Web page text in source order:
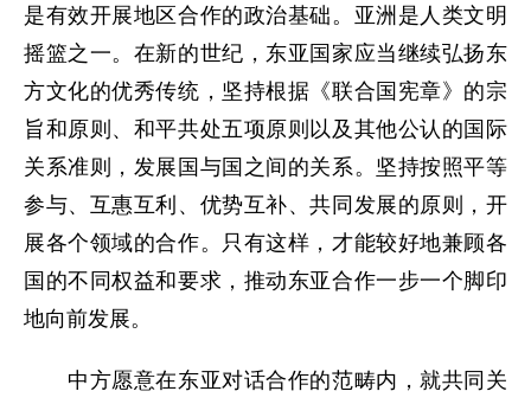
是有效开展地区合作的政治基础。亚洲是人类文明
摇篮之一。在新的世纪，东亚国家应当继续弘扬东
方文化的优秀传统，坚持根据《联合国宪章》的宗
旨和原则、和平共处五项原则以及其他公认的国际
关系准则，发展国与国之间的关系。坚持按照平等
参与、互惠互利、优势互补、共同发展的原则，开
展各个领域的合作。只有这样，才能较好地兼顾各
国的不同权益和要求，推动东亚合作一步一个脚印
地向前发展。
中方愿意在东亚对话合作的范畴内，就共同关